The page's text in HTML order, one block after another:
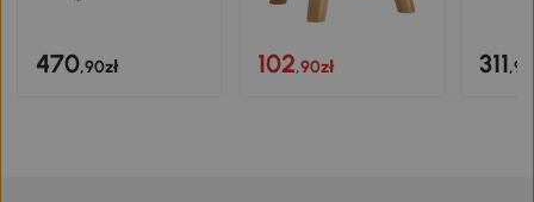
470,90zł 102,90zł 311